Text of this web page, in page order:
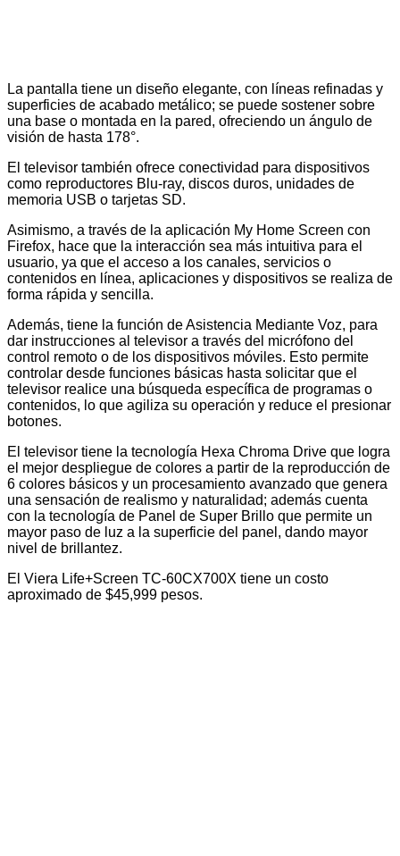
La pantalla tiene un diseño elegante, con líneas refinadas y
superficies de acabado metálico; se puede sostener sobre
una base o montada en la pared, ofreciendo un ángulo de
visión de hasta 178°.
El televisor también ofrece conectividad para dispositivos
como reproductores Blu-ray, discos duros, unidades de
memoria USB o tarjetas SD.
Asimismo, a través de la aplicación My Home Screen con
Firefox, hace que la interacción sea más intuitiva para el
usuario, ya que el acceso a los canales, servicios o
contenidos en línea, aplicaciones y dispositivos se realiza de
forma rápida y sencilla.
Además, tiene la función de Asistencia Mediante Voz, para
dar instrucciones al televisor a través del micrófono del
control remoto o de los dispositivos móviles. Esto permite
controlar desde funciones básicas hasta solicitar que el
televisor realice una búsqueda específica de programas o
contenidos, lo que agiliza su operación y reduce el presionar
botones.
El televisor tiene la tecnología Hexa Chroma Drive que logra
el mejor despliegue de colores a partir de la reproducción de
6 colores básicos y un procesamiento avanzado que genera
una sensación de realismo y naturalidad; además cuenta
con la tecnología de Panel de Super Brillo que permite un
mayor paso de luz a la superficie del panel, dando mayor
nivel de brillantez.
El Viera Life+Screen TC-60CX700X tiene un costo
aproximado de $45,999 pesos.